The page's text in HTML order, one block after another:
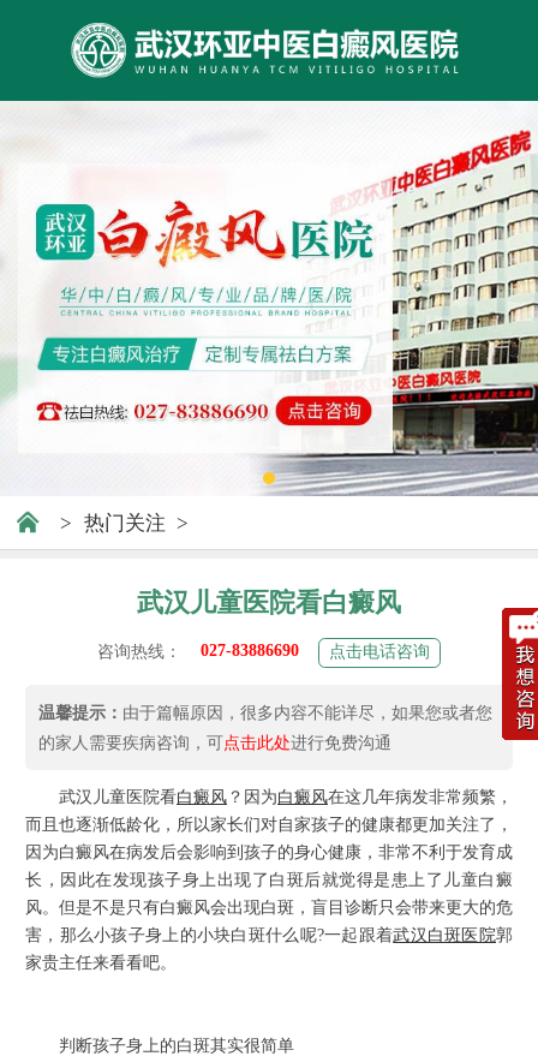
> 热门关注 >
武汉儿童医院看白癜风
咨询热线： 027-83886690 点击电话咨询
温馨提示： 由于篇幅原因，很多内容不能详尽，如果您或者您
的家人需要疾病咨询，可点击此处进行免费沟通
武汉儿童医院看白癜风 ？因为白癜风在这几年病发非常频繁，
而且也逐渐低龄化，所以家长们对自家孩子的健康都更加关注了，
因为白癜风在病发后会影响到孩子的身心健康，非常不利于发育成
长，因此在发现孩子身上出现了白斑后就觉得是患上了儿童白癜
风。但是不是只有白癜风会出现白斑，盲目诊断只会带来更大的危
害，那么小孩子身上的小块白斑什么呢?一起跟着武汉白斑医院郭
家贵主任来看看吧。
判断孩子身上的白斑其实很简单